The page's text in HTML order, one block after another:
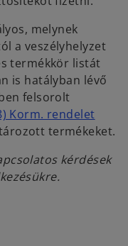
melynek
a veszélyhelyzet
termékkör listát
is hatályban lévő
felsorolt
Korm. rendelet
termékeket.
kérdések